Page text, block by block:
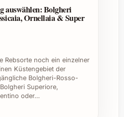
grünem Apfel und
mit:
leichten Fischgerichten,
Käse
Anlässe und
auswählen: Bolgheri
Ornellaia & Super
Rebsorte noch ein einzelner
Küstengebiet der
Bolgheri-Rosso-
Superiore,
oder…